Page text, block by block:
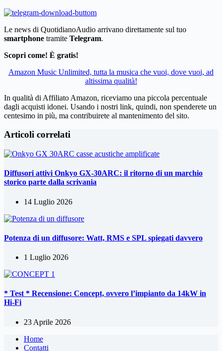
Le news di QuotidianoAudio arrivano direttamente sul tuo
smartphone tramite Telegram.
Scopri come! È gratis!
Amazon Music Unlimited, tutta la musica che vuoi, dove vuoi, ad
altissima qualità!
In qualità di Affiliato Amazon, riceviamo una piccola percentuale
dagli acquisti idonei. Usando i nostri link, quindi, non spenderete un
centesimo in più, ma contribuirete al mantenimento del sito.
Articoli correlati
Diffusori attivi Onkyo GX-30ARC: il ritorno di un marchio
storico parte dalla scrivania
14 Luglio 2026
Potenza di un diffusore: Watt, RMS e SPL spiegati davvero
1 Luglio 2026
* Test * Recensione: Concept, ovvero l’impianto da 14kW in
Hi-Fi
23 Aprile 2026
Home
Contatti